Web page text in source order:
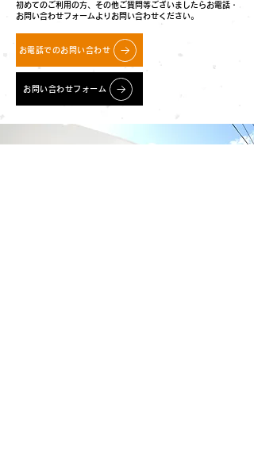
初めてのご利用の方、その他ご質問等ございましたらお電話・
お問い合わせフォームよりお問い合わせください。
お電話でのお問い合わせ
お問い合わせフォーム